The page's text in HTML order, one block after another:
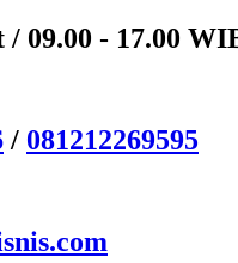
/ 09.00 - 17.00
/ 081212269595